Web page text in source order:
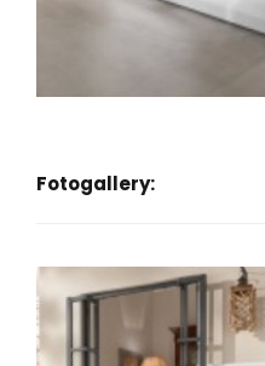
Fotogallery: